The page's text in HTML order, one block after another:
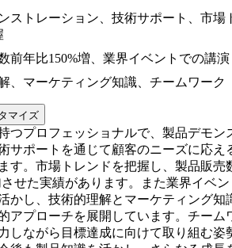
ストレーション、技術サポート、市場
前年比150%増、業界イベントでの講演
、マーケティング知識、チームワーク
マイズ
つプロフェッショナルで、製品デモン
サポートを通じて顧客のニーズに応え
す。市場トレンドを把握し、製品販売
せた実績があります。また業界イベン
かし、技術的理解とマーケティング知
アプローチを展開しています。チーム
しながら目標達成に向けて取り組む姿